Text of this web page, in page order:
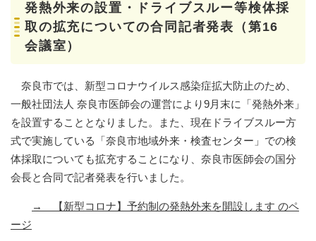
発熱外来の設置・ドライブスルー等検体採
取の拡充についての合同記者発表（第16
会議室）
奈良市では、新型コロナウイルス感染症拡大防止のため、
一般社団法人 奈良市医師会の運営により9月末に「発熱外来」
を設置することとなりました。また、現在ドライブスルー方
式で実施している「奈良市地域外来・検査センター」での検
体採取についても拡充することになり、奈良市医師会の国分
会長と合同で記者発表を行いました。
→
【新型コロナ】予約制の発熱外来を開設します のペ
ージ